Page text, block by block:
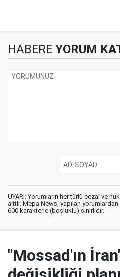
HABERE YORUM
UYARI: Yorumların her türlü cezai ve
aittir. Mepa News, yapılan
600 karakterle (boşluklu) sınırlıdır.
"Mossad'ın